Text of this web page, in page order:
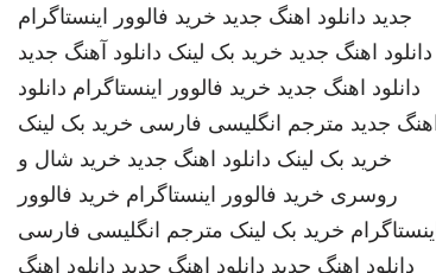
جدید دانلود اهنگ جدید خرید فالوور اینستاگرام
دانلود اهنگ جدید خرید بک لینک دانلود آهنگ جدید
دانلود اهنگ جدید خرید فالوور اینستاگرام دانلود
اهنگ جدید مترجم انگلیسی فارسی خرید بک لینک
خرید بک لینک دانلود اهنگ جدید خرید شال و
روسری خرید فالوور اینستاگرام خرید فالوور
اینستاگرام خرید بک لینک مترجم انگلیسی فارسی
دانلود اهنگ جدید دانلود اهنگ جدید دانلود اهنگ